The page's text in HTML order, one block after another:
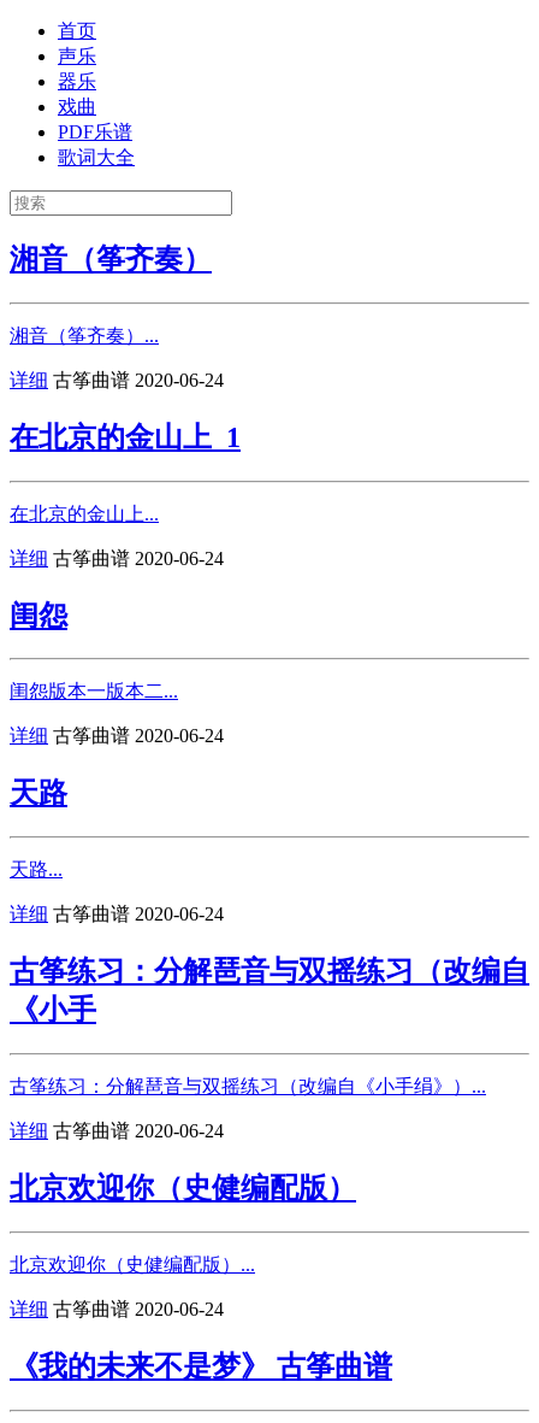
首页
声乐
器乐
戏曲
PDF乐谱
歌词大全
湘音（筝齐奏）
湘音（筝齐奏）...
详细 古筝曲谱 2020-06-24
在北京的金山上_1
在北京的金山上...
详细 古筝曲谱 2020-06-24
闺怨
闺怨版本一版本二...
详细 古筝曲谱 2020-06-24
天路
天路...
详细 古筝曲谱 2020-06-24
古筝练习：分解琶音与双摇练习（改编自
《小手
古筝练习：分解琶音与双摇练习（改编自《小手绢》）...
详细 古筝曲谱 2020-06-24
北京欢迎你（史健编配版）
北京欢迎你（史健编配版）...
详细 古筝曲谱 2020-06-24
《我的未来不是梦》 古筝曲谱